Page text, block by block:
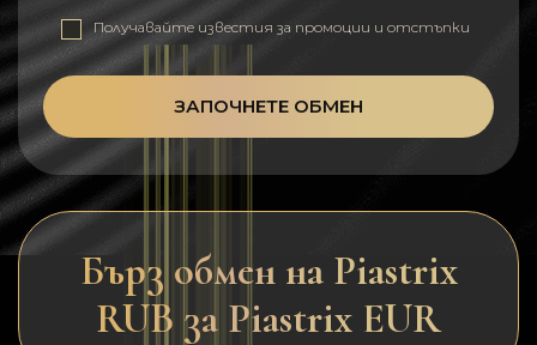
Получавайте известия за промоции и отстъпки
ЗАПОЧНЕТЕ ОБМЕН
Бърз обмен на Piastrix
RUB за Piastrix EUR